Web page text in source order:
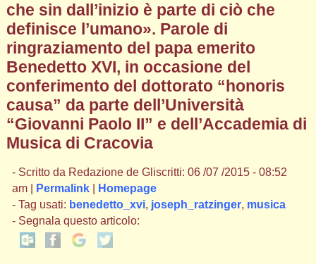
che sin dall’inizio è parte di ciò che
definisce l’umano». Parole di
ringraziamento del papa emerito
Benedetto XVI, in occasione del
conferimento del dottorato “honoris
causa” da parte dell’Università
“Giovanni Paolo II” e dell’Accademia di
Musica di Cracovia
- Scritto da Redazione de Gliscritti: 06 /07 /2015 - 08:52
am |
Permalink|
Homepage
- Tag usati: benedetto_xvi, joseph_ratzinger, musica
- Segnala questo articolo: